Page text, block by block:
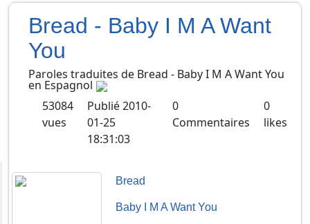
Bread - Baby I M A Want
You
Paroles traduites de Bread - Baby I M A Want You
en Espagnol
53084
vues
Publié2010-
01-25
18:31:03
0
Commentaires
0
likes
Bread
Baby I M A Want You